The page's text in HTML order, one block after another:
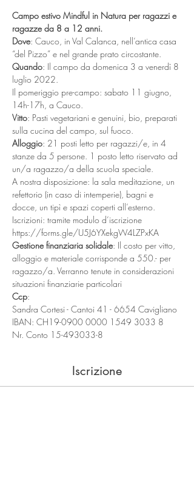
Campo estivo Mindful in Natura per ragazzi e
ragazze da 8 a 12 anni.
Dove: Cauco, in Val Calanca, nell’antica casa
“del Pizzo” e nel grande prato circostante.
Quando: Il campo da domenica 3 a venerdì 8
luglio 2022.
Il pomeriggio pre-campo: sabato 11 giugno,
14h-17h, a Cauco.
Vitto: Pasti vegetariani e genuini, bio, preparati
sulla cucina del campo, sul fuoco.
Alloggio: 21 posti letto per ragazzi/e, in 4
stanze da 5 persone. 1 posto letto riservato ad
un/a ragazzo/a della scuola speciale.
A nostra disposizione: la sala meditazione, un
refettorio (in caso di intemperie), bagni e
docce, un tipì e spazi coperti all’esterno.
Iscrizioni: tramite modulo d’iscrizione
https://forms.gle/U5J6YXekgW4LZPxKA
Gestione finanziaria solidale: Il costo per vitto,
alloggio e materiale corrisponde a 550.- per
ragazzo/a. Verranno tenute in considerazioni
situazioni finanziarie particolari
Ccp:
Sandra Cortesi - Cantoi 41 - 6654 Cavigliano
IBAN: CH19-0900 0000 1549 3033 8
Nr. Conto 15-493033-8
Iscrizione